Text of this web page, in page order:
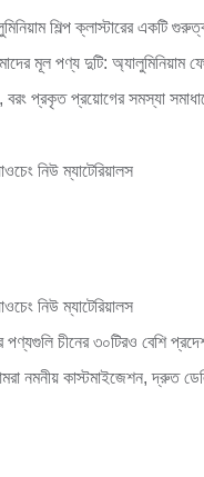
শিল্প ক্লাস্টারের একটি
মূল পণ্য দুটি: অ্যালুমিনিয়াম
বরং প্রকৃত প্রয়োগের সমস্যা
পণ্যগুলি চীনের ৩০টিরও বেশি
নমনীয় কাস্টমাইজেশন, দ্রুত